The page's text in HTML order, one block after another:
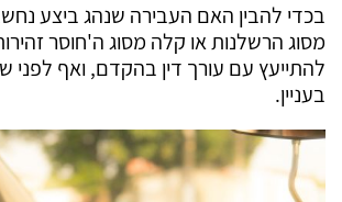
בכדי להבין האם העבירה שנהג ביצע
מסוג הרשלנות או קלה מסוג ה'חוסר
להתייעץ עם עורך דין בהקדם, ואף לפני
בעניין.